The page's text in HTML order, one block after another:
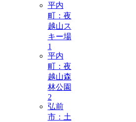
平内
町：夜
越山ス
キー場
1
平内
町：夜
越山森
林公園
2
弘前
市：土